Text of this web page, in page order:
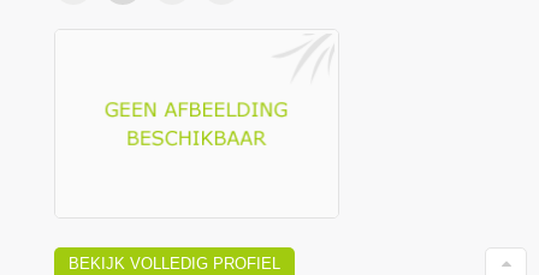
BEKIJK VOLLEDIG PROFIEL